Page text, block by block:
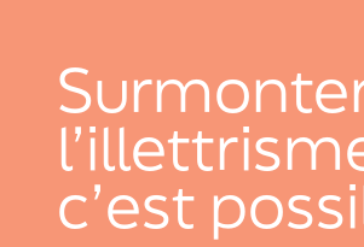
c’est